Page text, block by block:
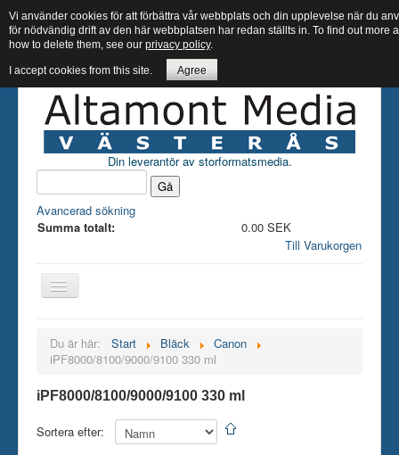
Din leverantör av storformatsmedia.
Avancerad sökning
Summa totalt:
0.00 SEK
Till Varukorgen
Bläck
Papper
Du är här: Start Bläck
Canon
iPF8000/8100/9000/9100 330 ml
iPF8000/8100/9000/9100 330 ml
Sortera efter:
Vi använder cookies för att förbättra vår webbplats och din upplevelse när du
för nödvändig drift av den här webbplatsen har redan ställts in. To find out more
how to delete them, see our privacy policy.
I accept cookies from this site. Agree